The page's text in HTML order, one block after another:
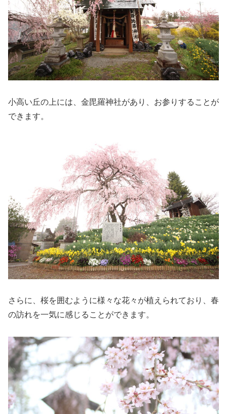
小高い丘の上には、金毘羅神社があり、お参りすることが
できます。
さらに、桜を囲むように様々な花々が植えられており、春
の訪れを一気に感じることができます。